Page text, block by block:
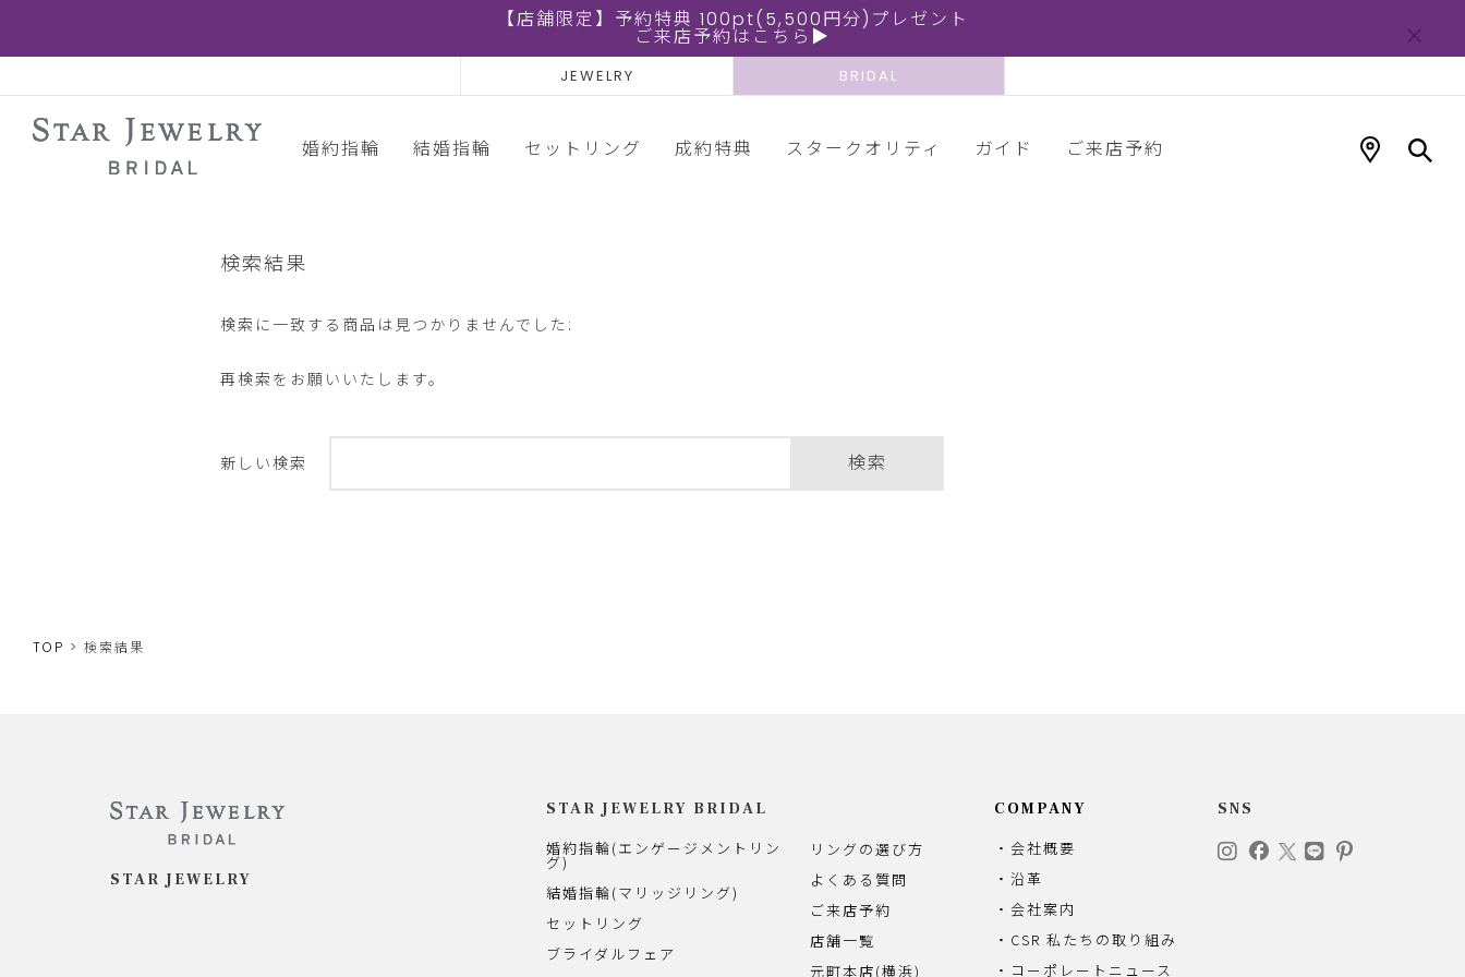
【店舗限定】予約特典 100pt(5,500円分)プレゼント
ご来店予約はこちら▶
JEWELRY BRIDAL
婚約指輪 結婚指輪 セットリング 成約特典 スタークオリティ ガイド ご来店予約
検索結果
検索に一致する商品は見つかりませんでした:
再検索をお願いいたします。
新しい検索 検索
TOP 検索結果
STAR JEWELRY
STAR JEWELRY BRIDAL
婚約指輪(エンゲージメントリン
グ)
結婚指輪(マリッジリング)
セットリング
ブライダルフェア
リングの選び方
よくある質問
ご来店予約
店舗一覧
元町本店(横浜)
COMPANY
・会社概要
・沿革
・会社案内
・CSR 私たちの取り組み
・コーポレートニュース
SNS